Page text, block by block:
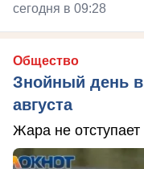
сегодня в 09:28
Общество
Знойный день
августа
Жара не отступает